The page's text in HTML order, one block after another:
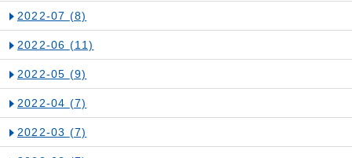
2022-07 (8)
2022-06 (11)
2022-05 (9)
2022-04 (7)
2022-03 (7)